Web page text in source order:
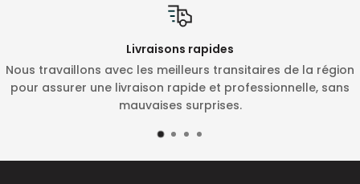
Livraisons rapides
avec les meilleurs transitaires de la région
livraison rapide et professionnelle, sans
mauvaises surprises.
Changé
livraison de